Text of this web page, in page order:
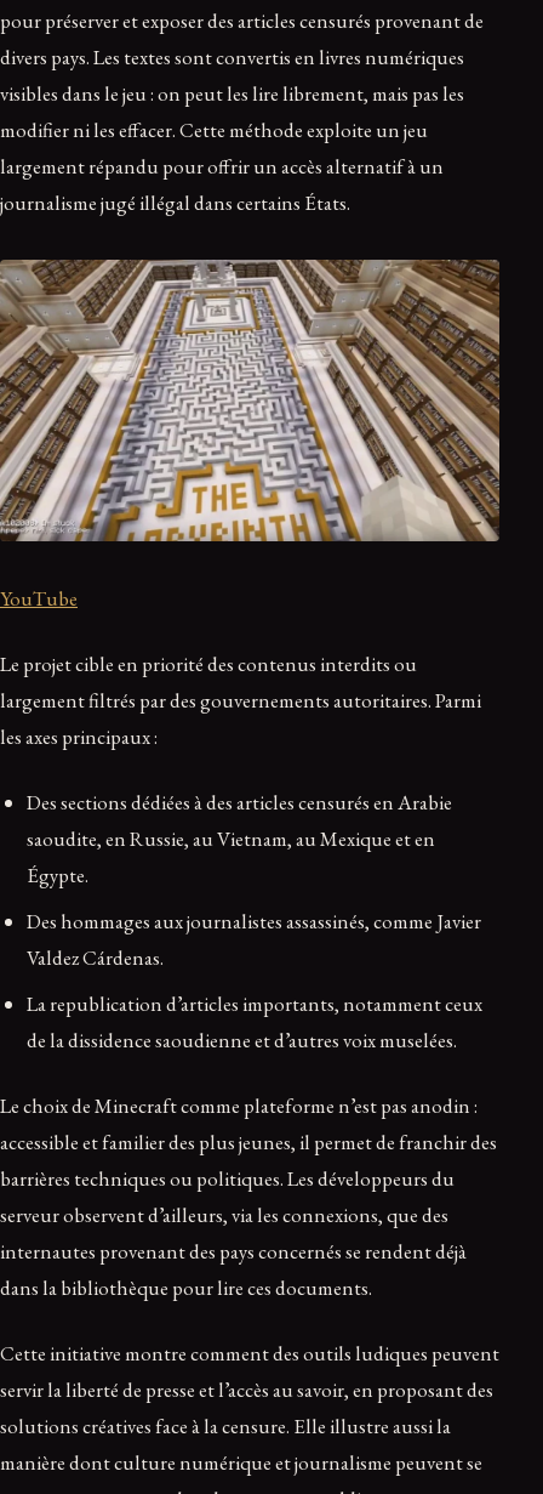
pour préserver et exposer des articles censurés provenant de
divers pays. Les textes sont convertis en livres numériques
visibles dans le jeu : on peut les lire librement, mais pas les
modifier ni les effacer. Cette méthode exploite un jeu
largement répandu pour offrir un accès alternatif à un
journalisme jugé illégal dans certains États.
YouTube
Le projet cible en priorité des contenus interdits ou
largement filtrés par des gouvernements autoritaires. Parmi
les axes principaux :
Des sections dédiées à des articles censurés en Arabie
saoudite, en Russie, au Vietnam, au Mexique et en
Égypte.
Des hommages aux journalistes assassinés, comme Javier
Valdez Cárdenas.
La republication d’articles importants, notamment ceux
de la dissidence saoudienne et d’autres voix muselées.
Le choix de Minecraft comme plateforme n’est pas anodin :
accessible et familier des plus jeunes, il permet de franchir des
barrières techniques ou politiques. Les développeurs du
serveur observent d’ailleurs, via les connexions, que des
internautes provenant des pays concernés se rendent déjà
dans la bibliothèque pour lire ces documents.
Cette initiative montre comment des outils ludiques peuvent
servir la liberté de presse et l’accès au savoir, en proposant des
solutions créatives face à la censure. Elle illustre aussi la
manière dont culture numérique et journalisme peuvent se